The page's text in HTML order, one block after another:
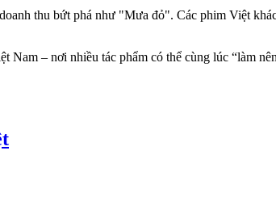
thu bứt phá như "Mưa đỏ". Các phim Việt
– nơi nhiều tác phẩm có thể cùng lúc “làm